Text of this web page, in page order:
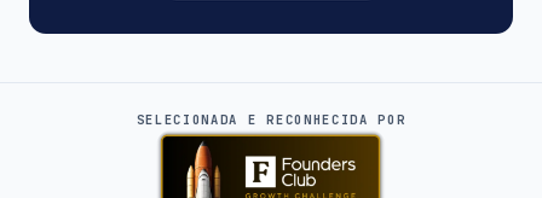
SELECIONADA E RECONHECIDA POR